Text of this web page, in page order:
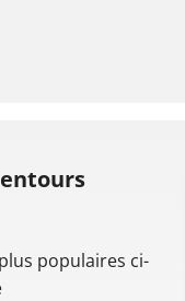
populaires ci-